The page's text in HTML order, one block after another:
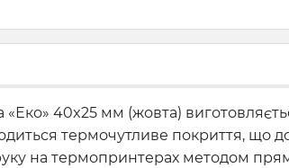
40x25 мм (жовта)
термочутливе покриття,
на термопринтерах методом